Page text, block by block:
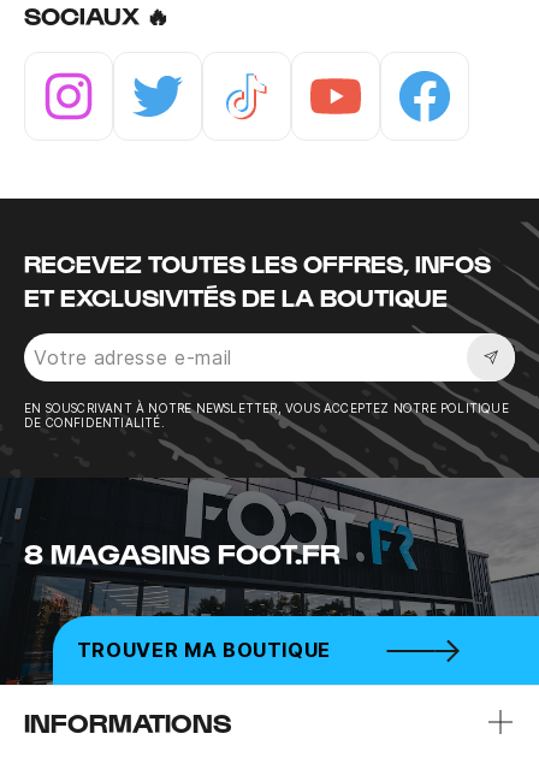
SOCIAUX 🔥
RECEVEZ TOUTES LES OFFRES, INFOS
ET EXCLUSIVITÉS DE LA BOUTIQUE
EN SOUSCRIVANT À NOTRE NEWSLETTER, VOUS ACCEPTEZ NOTRE POLITIQUE
DE CONFIDENTIALITÉ.
8 MAGASINS FOOT.FR
TROUVER MA BOUTIQUE
INFORMATIONS